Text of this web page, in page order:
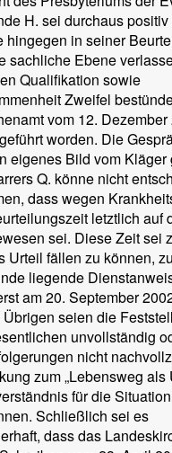
H. sei durchaus
hingegen in seiner
sachliche Ebene
Qualifikation sowie
Zweifel
vom 12.
worden. Die
eigenes Bild vom Kläger
Q. könne nicht
dass wegen
letztlich auf
sei. Diese Zeit sei
Urteil fällen zu können,
liegende
am 20. September
seien die
unvollständig
nicht
zum „Lebensweg als
für die
Schließlich sei es
dass das